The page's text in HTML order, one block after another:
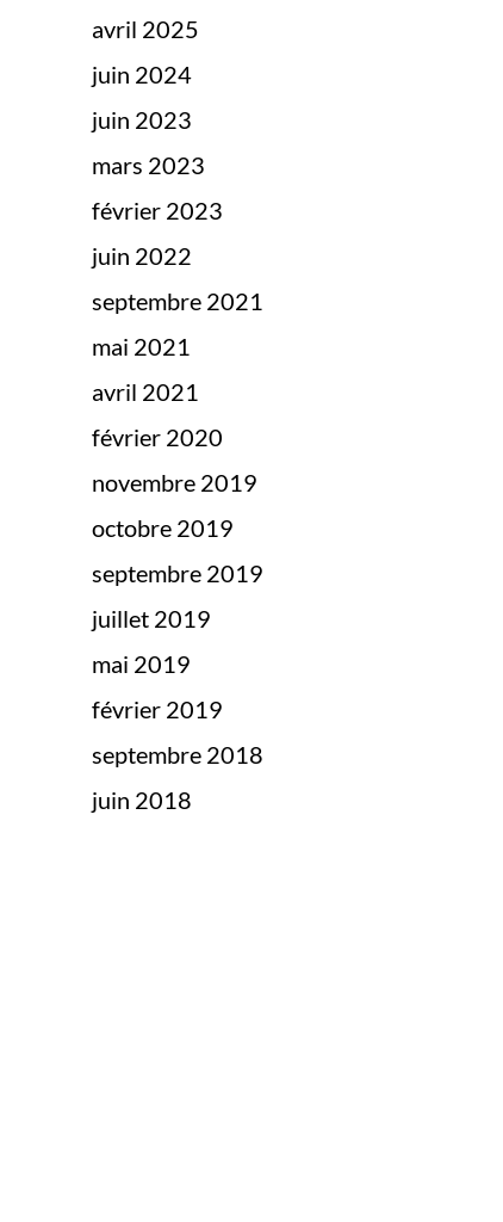
avril 2025
juin 2024
juin 2023
mars 2023
février 2023
juin 2022
septembre 2021
mai 2021
avril 2021
février 2020
novembre 2019
octobre 2019
septembre 2019
juillet 2019
mai 2019
février 2019
septembre 2018
juin 2018